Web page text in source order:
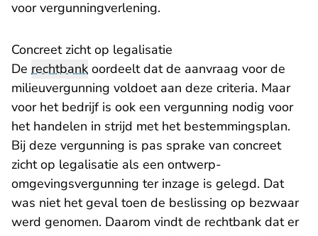
voor vergunningverlening.
Concreet zicht op legalisatie
De rechtbank oordeelt dat de aanvraag voor de
milieuvergunning voldoet aan deze criteria. Maar
voor het bedrijf is ook een vergunning nodig voor
het handelen in strijd met het bestemmingsplan.
Bij deze vergunning is pas sprake van concreet
zicht op legalisatie als een ontwerp-
omgevingsvergunning ter inzage is gelegd. Dat
was niet het geval toen de beslissing op bezwaar
werd genomen. Daarom vindt de rechtbank dat er